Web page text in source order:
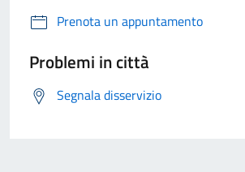
Prenota un appuntamento
Problemi in città
Segnala disservizio